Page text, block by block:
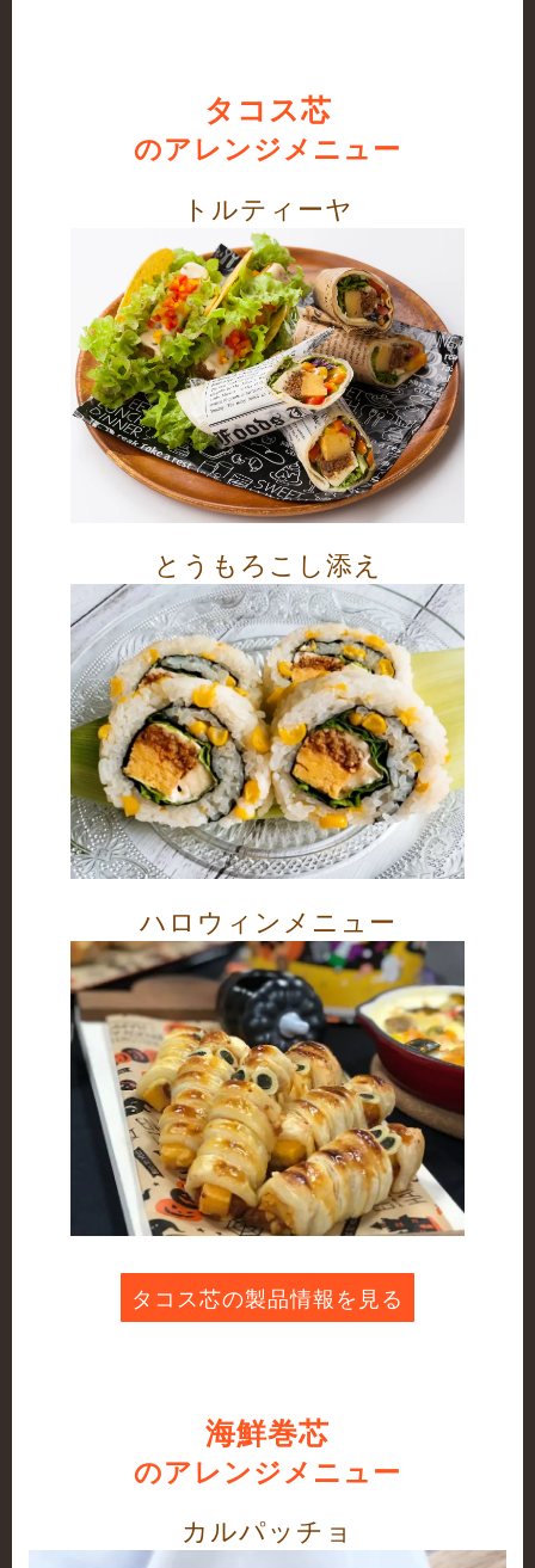
タコス芯
のアレンジメニュー
トルティーヤ
とうもろこし添え
ハロウィンメニュー
タコス芯の製品情報を見る
海鮮巻芯
のアレンジメニュー
カルパッチョ